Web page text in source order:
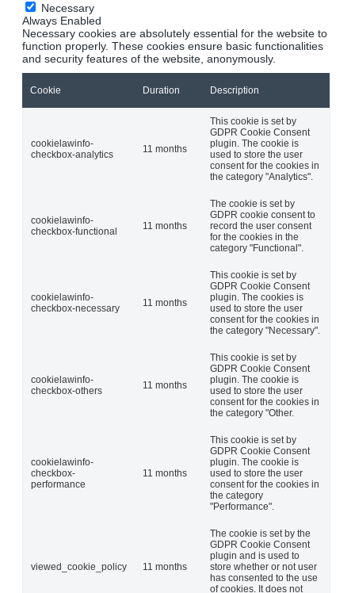
Necessary
Always Enabled
Necessary cookies are absolutely essential for the website to
function properly. These cookies ensure basic functionalities
and security features of the website, anonymously.
Cookie Duration Description
cookielawinfo-
checkbox-analytics
11 months
This cookie is set by
GDPR Cookie Consent
plugin. The cookie is
used to store the user
consent for the cookies in
the category "Analytics".
cookielawinfo-
checkbox-functional
11 months
The cookie is set by
GDPR cookie consent to
record the user consent
for the cookies in the
category "Functional".
cookielawinfo-
checkbox-necessary
11 months
This cookie is set by
GDPR Cookie Consent
plugin. The cookies is
used to store the user
consent for the cookies in
the category "Necessary".
cookielawinfo-
checkbox-others
11 months
This cookie is set by
GDPR Cookie Consent
plugin. The cookie is
used to store the user
consent for the cookies in
the category "Other.
cookielawinfo-
checkbox-
performance
11 months
This cookie is set by
GDPR Cookie Consent
plugin. The cookie is
used to store the user
consent for the cookies in
the category
"Performance".
viewed_cookie_policy 11 months
The cookie is set by the
GDPR Cookie Consent
plugin and is used to
store whether or not user
has consented to the use
of cookies. It does not